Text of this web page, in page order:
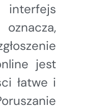
oznacza,
jest
łatwe i